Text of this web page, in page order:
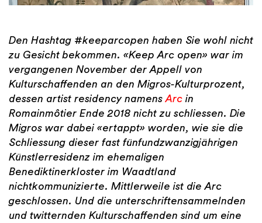
Den Hashtag #keeparcopen haben Sie wohl nicht
zu Gesicht bekommen. «Keep Arc open» war im
vergangenen November der Appell von
Kulturschaffenden an den Migros-Kulturprozent,
dessen artist residency namensArc in
Romainmôtier Ende 2018 nicht zu schliessen. Die
Migros war dabei «ertappt» worden, wie sie die
Schliessung dieser fast fünfundzwanzigjährigen
Künstlerresidenz im ehemaligen
Benediktinerkloster im Waadtland
nichtkommunizierte. Mittlerweile ist die Arc
geschlossen. Und die unterschriftensammelnden
und twitternden Kulturschaffenden sind um eine